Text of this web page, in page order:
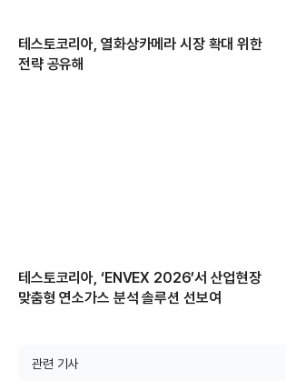
테스토코리아, 열화상카메라 시장 확대 위한
전략 공유해
테스토코리아, ‘ENVEX 2026’서 산업현장
맞춤형 연소가스 분석 솔루션 선보여
관련 기사